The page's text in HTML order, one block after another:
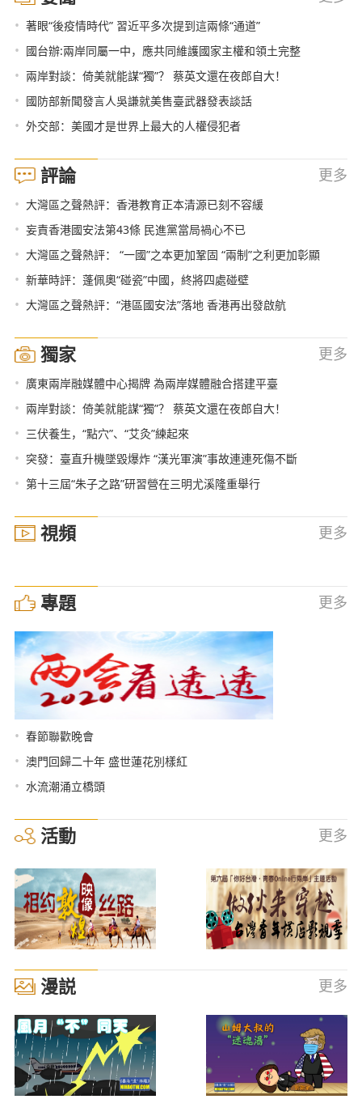
• 著眼“後疫情時代” 習近平多次提到這兩條“通道”
• 國台辦:兩岸同屬一中，應共同維護國家主權和領土完整
• 兩岸對談：倚美就能謀“獨”？ 蔡英文還在夜郎自大！
• 國防部新聞發言人吳謙就美售臺武器發表談話
• 外交部：美國才是世界上最大的人權侵犯者
評論 更多
• 大灣區之聲熱評：香港教育正本清源已刻不容緩
• 妄責香港國安法第43條 民進黨當局禍心不已
• 大灣區之聲熱評： “一國”之本更加鞏固 “兩制”之利更加彰顯
• 新華時評：蓬佩奧“碰瓷”中國，終將四處碰壁
• 大灣區之聲熱評：“港區國安法”落地 香港再出發啟航
獨家 更多
• 廣東兩岸融媒體中心揭牌 為兩岸媒體融合搭建平臺
• 兩岸對談：倚美就能謀“獨”？ 蔡英文還在夜郎自大！
• 三伏養生，“點穴”、“艾灸”練起來
• 突發：臺直升機墜毀爆炸 “漢光軍演”事故連連死傷不斷
• 第十三屆“朱子之路”研習營在三明尤溪隆重舉行
視頻 更多
專題 更多
• 春節聯歡晚會
• 澳門回歸二十年 盛世蓮花別樣紅
• 水流潮涌立橋頭
活動 更多
漫説 更多